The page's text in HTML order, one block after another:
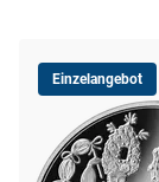
Einzelangebot